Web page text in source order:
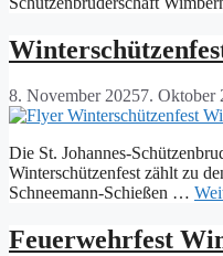
8. November 20257. Oktober
Die St. Johannes-
Winterschützenfest zählt zu
Schneemann-Schießen …
Feuerwehrfest